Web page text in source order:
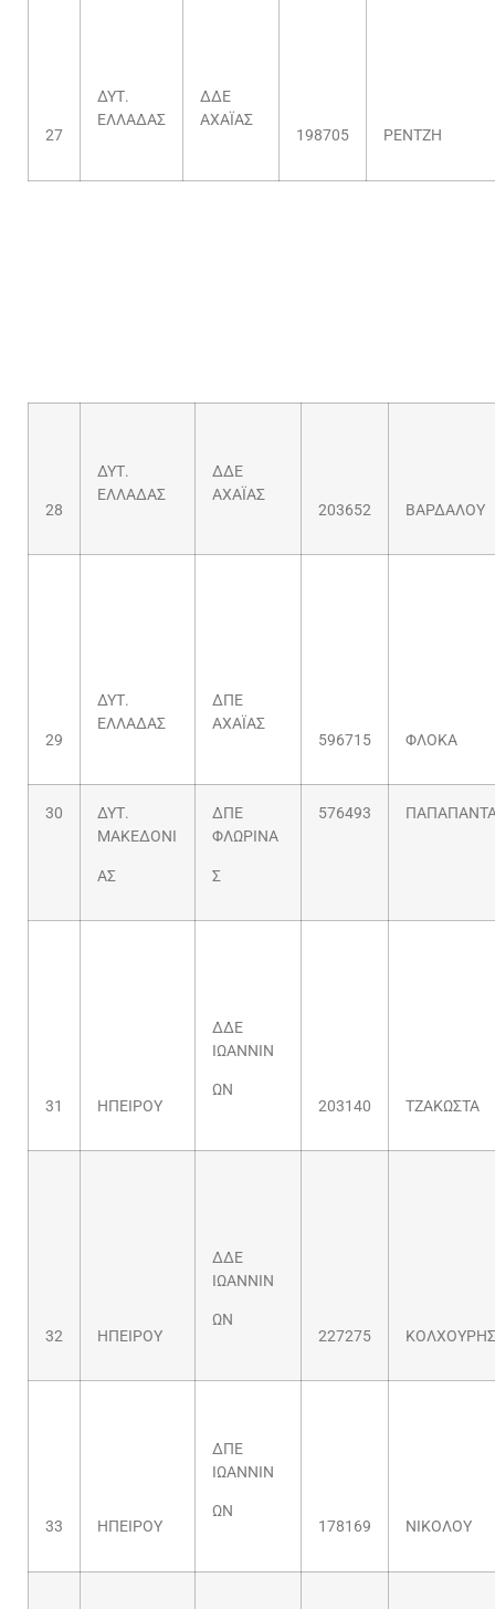
27
ΔΥΤ.
ΕΛΛΑΔΑΣ
ΔΔΕ
ΑΧΑΪΑΣ
198705
ΡΕΝΤΖΗ
28
ΔΥΤ.
ΕΛΛΑΔΑΣ
ΔΔΕ
ΑΧΑΪΑΣ
203652
ΒΑΡΔΑΛΟΥ
29
ΔΥΤ.
ΕΛΛΑΔΑΣ
ΔΠΕ
ΑΧΑΪΑΣ
596715
ΦΛΟΚΑ
30
ΔΥΤ.
ΜΑΚΕΔΟΝΙ
ΑΣ
ΔΠΕ
ΦΛΩΡΙΝΑ
Σ
576493
31 ΗΠΕΙΡΟΥ
ΔΔΕ
ΙΩΑΝΝΙΝ
ΩΝ
203140
ΤΖΑΚΩΣΤΑ
32 ΗΠΕΙΡΟΥ
ΔΔΕ
ΙΩΑΝΝΙΝ
ΩΝ
227275
ΚΟΛΧΟΥΡΗΣ
33 ΗΠΕΙΡΟΥ
ΔΠΕ
ΙΩΑΝΝΙΝ
ΩΝ
178169
ΝΙΚΟΛΟΥ